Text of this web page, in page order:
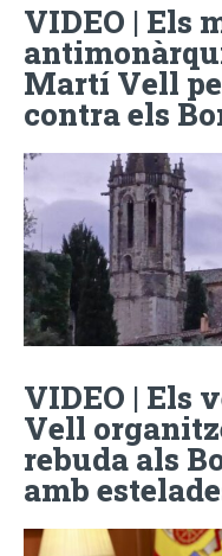
VIDEO | Els
Martí Vell
contra els
VIDEO | Els
Vell
rebuda als
amb